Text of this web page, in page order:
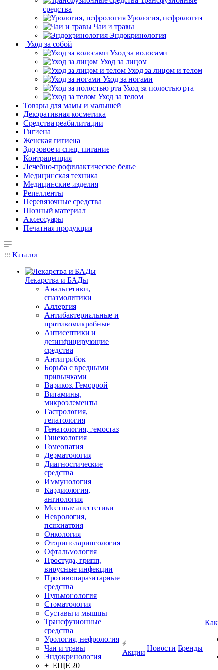
средства
Урология, нефрология
Чаи и травы
Эндокринология
Уход за собой
Уход за волосами
Уход за лицом
Уход за лицом и телом
Уход за ногами
Уход за полостью рта
Уход за телом
Товары для мамы и малышей
Декоративная косметика
Средства реабилитации
Гигиена
Женская гигиена
Здоровое и спец. питание
Контрацепция
Лечебно-профилактическое белье
Медицинская техника
Медицинские изделия
Репелленты
Перевязочные средства
Шовный материал
Аксессуары
Печатная продукция
Каталог
Лекарства и БАДы
Анальгетики,
спазмолитики
Аллергия
Антибактериальные и
противомикробные
Антисептики и
дезинфицирующие
средства
Антигрибок
Борьба с вредными
привычками
Варикоз. Геморрой
Витамины,
микроэлементы
Гастрология,
гепатология
Гематология, гемостаз
Гинекология
Гомеопатия
Дерматология
Диагностические
средства
Иммунология
Кардиология,
ангиология
Местные анестетики
Неврология,
психиатрия
Онкология
Оториноларингология
Офтальмология
Простуда, грипп,
вирусные инфекции
Противопаразитарные
средства
Пульмонология
Стоматология
Суставы и мышцы
Трансфузионные
средства
Урология, нефрология
Чаи и травы
Эндокринология
+ ЕЩЕ 20
Акции
Новости Бренды